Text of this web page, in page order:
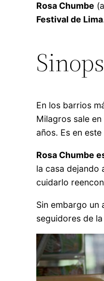
Rosa Chumbe
Festival de Lima
En los barrios
Milagros sale
años. Es en
Rosa Chumbe
la casa dejando
cuidarlo
Sin embargo
seguidores de